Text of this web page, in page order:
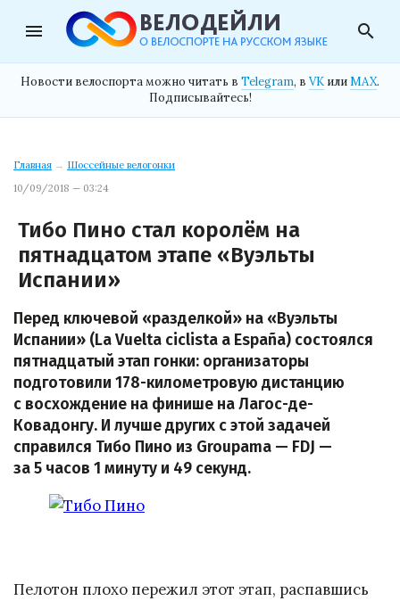
menu search
Новости велоспорта можно читать в Telegram, в VK илиMAX.
Подписывайтесь!
Главная → Шоссейные велогонки
10/09/2018 — 03:24
Тибо Пино стал королём на
пятнадцатом этапе «Вуэльты
Испании»
Перед ключевой «разделкой» на «Вуэльты
Испании» (La Vuelta ciclista a España) состоялся
пятнадцатый этап гонки: организаторы
подготовили 178-километровую дистанцию
с восхождение на финише на Лагос-де-
Ковадонгу. И лучше других с этой задачей
справился Тибо Пино из Groupama — FDJ —
за 5 часов 1 минуту и 49 секунд.
Пелотон плохо пережил этот этап, распавшись